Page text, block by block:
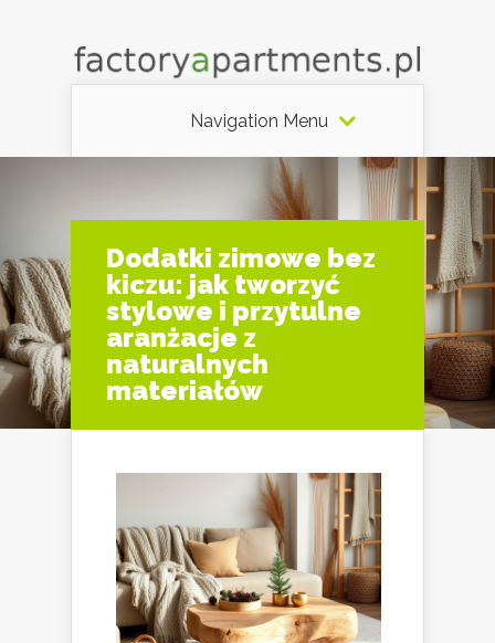
Navigation Menu
Dodatki zimowe bez
kiczu: jak tworzyć
stylowe i przytulne
aranżacje z
naturalnych
materiałów